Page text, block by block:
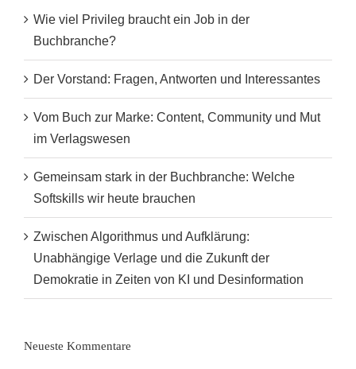
Wie viel Privileg braucht ein Job in der
Buchbranche?
Der Vorstand: Fragen, Antworten und Interessantes
Vom Buch zur Marke: Content, Community und Mut
im Verlagswesen
Gemeinsam stark in der Buchbranche: Welche
Softskills wir heute brauchen
Zwischen Algorithmus und Aufklärung:
Unabhängige Verlage und die Zukunft der
Demokratie in Zeiten von KI und Desinformation
Neueste Kommentare